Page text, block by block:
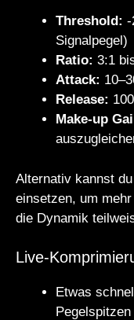
Threshold: -
Signalpegel)
Ratio: 3:1
Attack:
Release:
Make-up
Alternativ kannst
einsetzen, um
die Dynamik
Live-
Etwas